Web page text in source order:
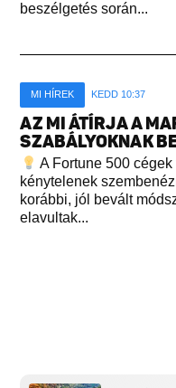
beszélgetés során...
MI HÍREK KEDD 10:37
AZ MI ÁTÍRJA A
SZABÁLYOKNAK
A Fortune 500
kénytelenek
korábbi, jól bevált
elavultak...